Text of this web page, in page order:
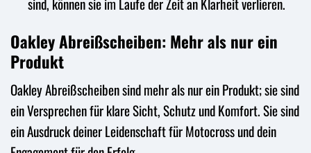
Oakley Abreißscheiben: Mehr als nur ein
Produkt
Oakley Abreißscheiben sind mehr als nur ein Produkt; sie sind
ein Versprechen für klare Sicht, Schutz und Komfort. Sie sind
ein Ausdruck deiner Leidenschaft für Motocross und dein